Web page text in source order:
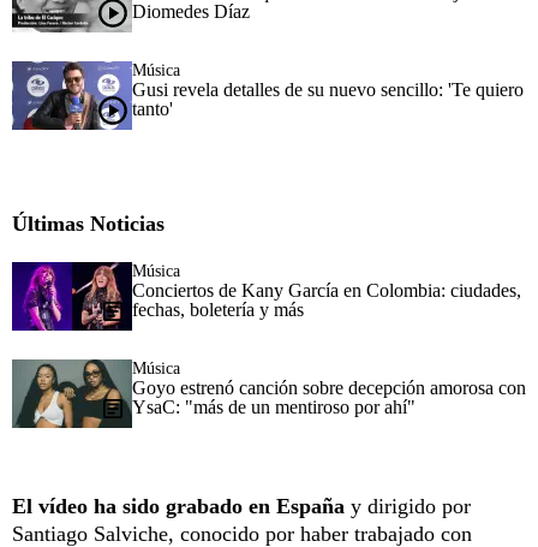
Diomedes Díaz
Música
Gusi revela detalles de su nuevo sencillo: 'Te quiero
tanto'
Últimas Noticias
Música
Conciertos de Kany García en Colombia: ciudades,
fechas, boletería y más
Música
Goyo estrenó canción sobre decepción amorosa con
YsaC: "más de un mentiroso por ahí"
El vídeo ha sido grabado en España y dirigido por
Santiago Salviche, conocido por haber trabajado con